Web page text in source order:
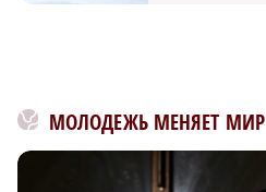
МОЛОДЕЖЬ МЕНЯЕТ МИР